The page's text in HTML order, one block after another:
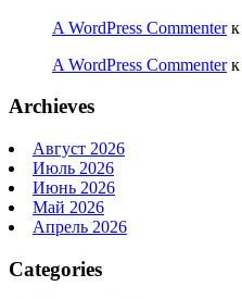
A WordPress Commenterк
A WordPress Commenterк
Archieves
Август 2026
Июль 2026
Июнь 2026
Май 2026
Апрель 2026
Categories